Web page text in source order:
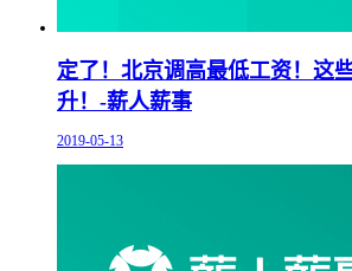
定了！北京调高最低工资！这
升！-薪人薪事
2019-05-13